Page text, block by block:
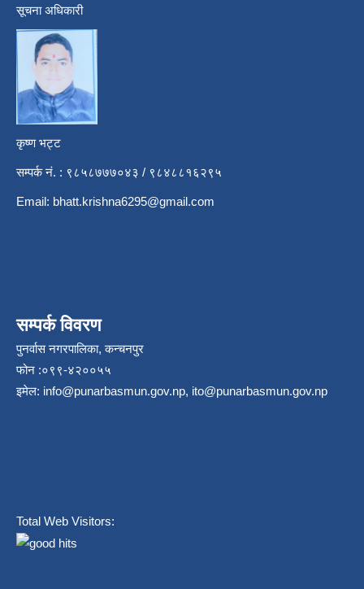
सूचना अधिकारी
कृष्ण भट्ट
सम्पर्क नं. : ९८५८७७७०४३ / ९८४८८१६२९५
Email: bhatt.krishna6295@gmail.com
सम्पर्क विवरण
पुनर्वास नगरपालिका, कन्चनपुर
फोन :०९९-४२००५५
इमेल: info@punarbasmun.gov.np, ito@punarbasmun.gov.np
Total Web Visitors: